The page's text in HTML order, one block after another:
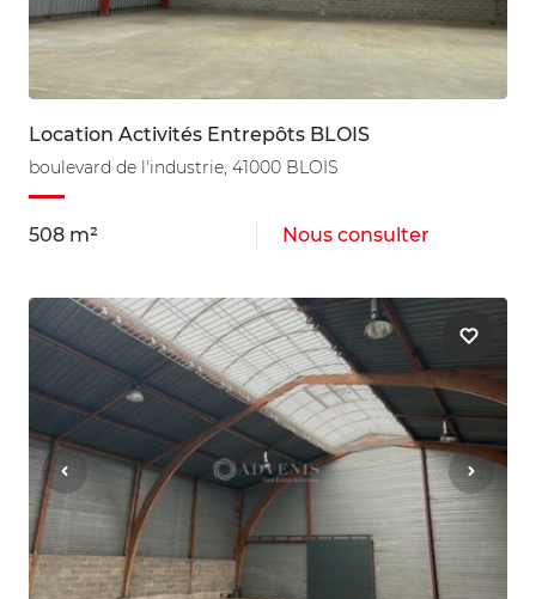
Location Activités Entrepôts BLOIS
boulevard de l'industrie, 41000 BLOIS
508 m² Nous consulter